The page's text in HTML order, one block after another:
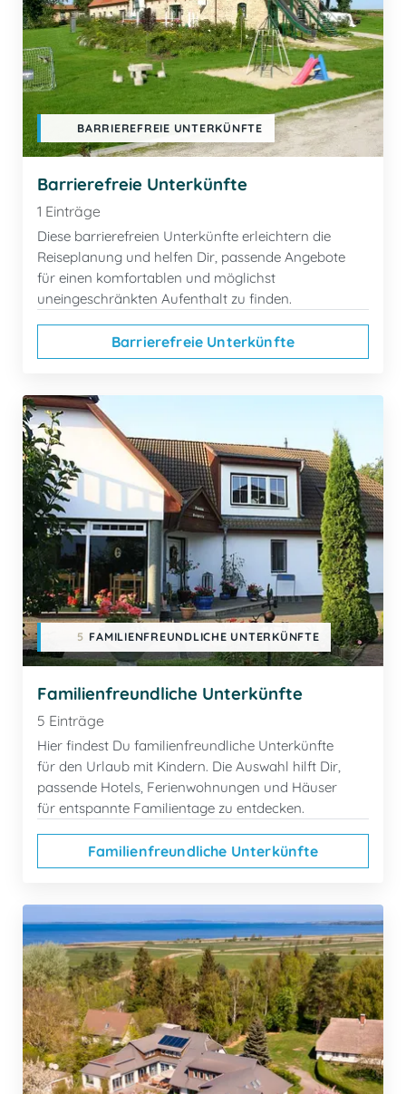
BARRIEREFREIE UNTERKÜNFTE
Barrierefreie Unterkünfte
1 Einträge
Diese barrierefreien Unterkünfte erleichtern die
Reiseplanung und helfen Dir, passende Angebote
für einen komfortablen und möglichst
uneingeschränkten Aufenthalt zu finden.
Barrierefreie Unterkünfte
5 FAMILIENFREUNDLICHE UNTERKÜNFTE
Familienfreundliche Unterkünfte
5 Einträge
Hier findest Du familienfreundliche Unterkünfte
für den Urlaub mit Kindern. Die Auswahl hilft Dir,
passende Hotels, Ferienwohnungen und Häuser
für entspannte Familientage zu entdecken.
Familienfreundliche Unterkünfte